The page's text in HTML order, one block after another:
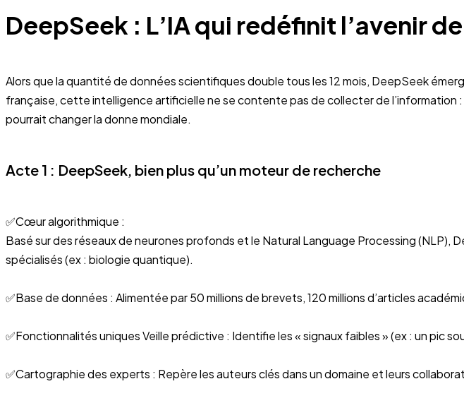
DeepSeek : L’IA qui redéfinit l’avenir
Alors que la quantité de données scientifiques double tous les 12 mois, DeepSeek
française, cette intelligence artificielle ne se contente pas de collecter de
pourrait changer la donne mondiale.
Acte 1 : DeepSeek, bien plus qu’un moteur de recherche
✅Cœur algorithmique :
Basé sur des réseaux de neurones profonds et le Natural Language Processing
spécialisés (ex : biologie quantique).
✅Base de données : Alimentée par 50 millions de brevets, 120 millions d’articles
✅Fonctionnalités uniques Veille prédictive : Identifie les « signaux faibles » (ex : un pic
✅Cartographie des experts : Repère les auteurs clés dans un domaine et leurs